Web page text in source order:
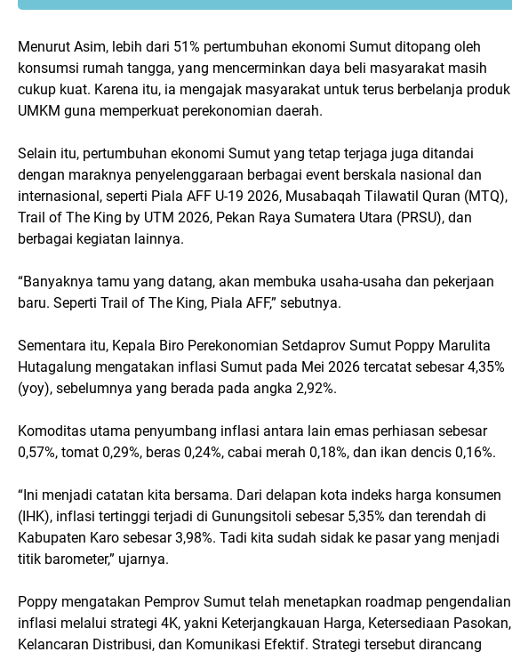
Menurut Asim, lebih dari 51% pertumbuhan ekonomi Sumut ditopang oleh
konsumsi rumah tangga, yang mencerminkan daya beli masyarakat masih
cukup kuat. Karena itu, ia mengajak masyarakat untuk terus berbelanja produk
UMKM guna memperkuat perekonomian daerah.
Selain itu, pertumbuhan ekonomi Sumut yang tetap terjaga juga ditandai
dengan maraknya penyelenggaraan berbagai event berskala nasional dan
internasional, seperti Piala AFF U-19 2026, Musabaqah Tilawatil Quran (MTQ),
Trail of The King by UTM 2026, Pekan Raya Sumatera Utara (PRSU), dan
berbagai kegiatan lainnya.
“Banyaknya tamu yang datang, akan membuka usaha-usaha dan pekerjaan
baru. Seperti Trail of The King, Piala AFF,” sebutnya.
Sementara itu, Kepala Biro Perekonomian Setdaprov Sumut Poppy Marulita
Hutagalung mengatakan inflasi Sumut pada Mei 2026 tercatat sebesar 4,35%
(yoy), sebelumnya yang berada pada angka 2,92%.
Komoditas utama penyumbang inflasi antara lain emas perhiasan sebesar
0,57%, tomat 0,29%, beras 0,24%, cabai merah 0,18%, dan ikan dencis 0,16%.
“Ini menjadi catatan kita bersama. Dari delapan kota indeks harga konsumen
(IHK), inflasi tertinggi terjadi di Gunungsitoli sebesar 5,35% dan terendah di
Kabupaten Karo sebesar 3,98%. Tadi kita sudah sidak ke pasar yang menjadi
titik barometer,” ujarnya.
Poppy mengatakan Pemprov Sumut telah menetapkan roadmap pengendalian
inflasi melalui strategi 4K, yakni Keterjangkauan Harga, Ketersediaan Pasokan,
Kelancaran Distribusi, dan Komunikasi Efektif. Strategi tersebut dirancang